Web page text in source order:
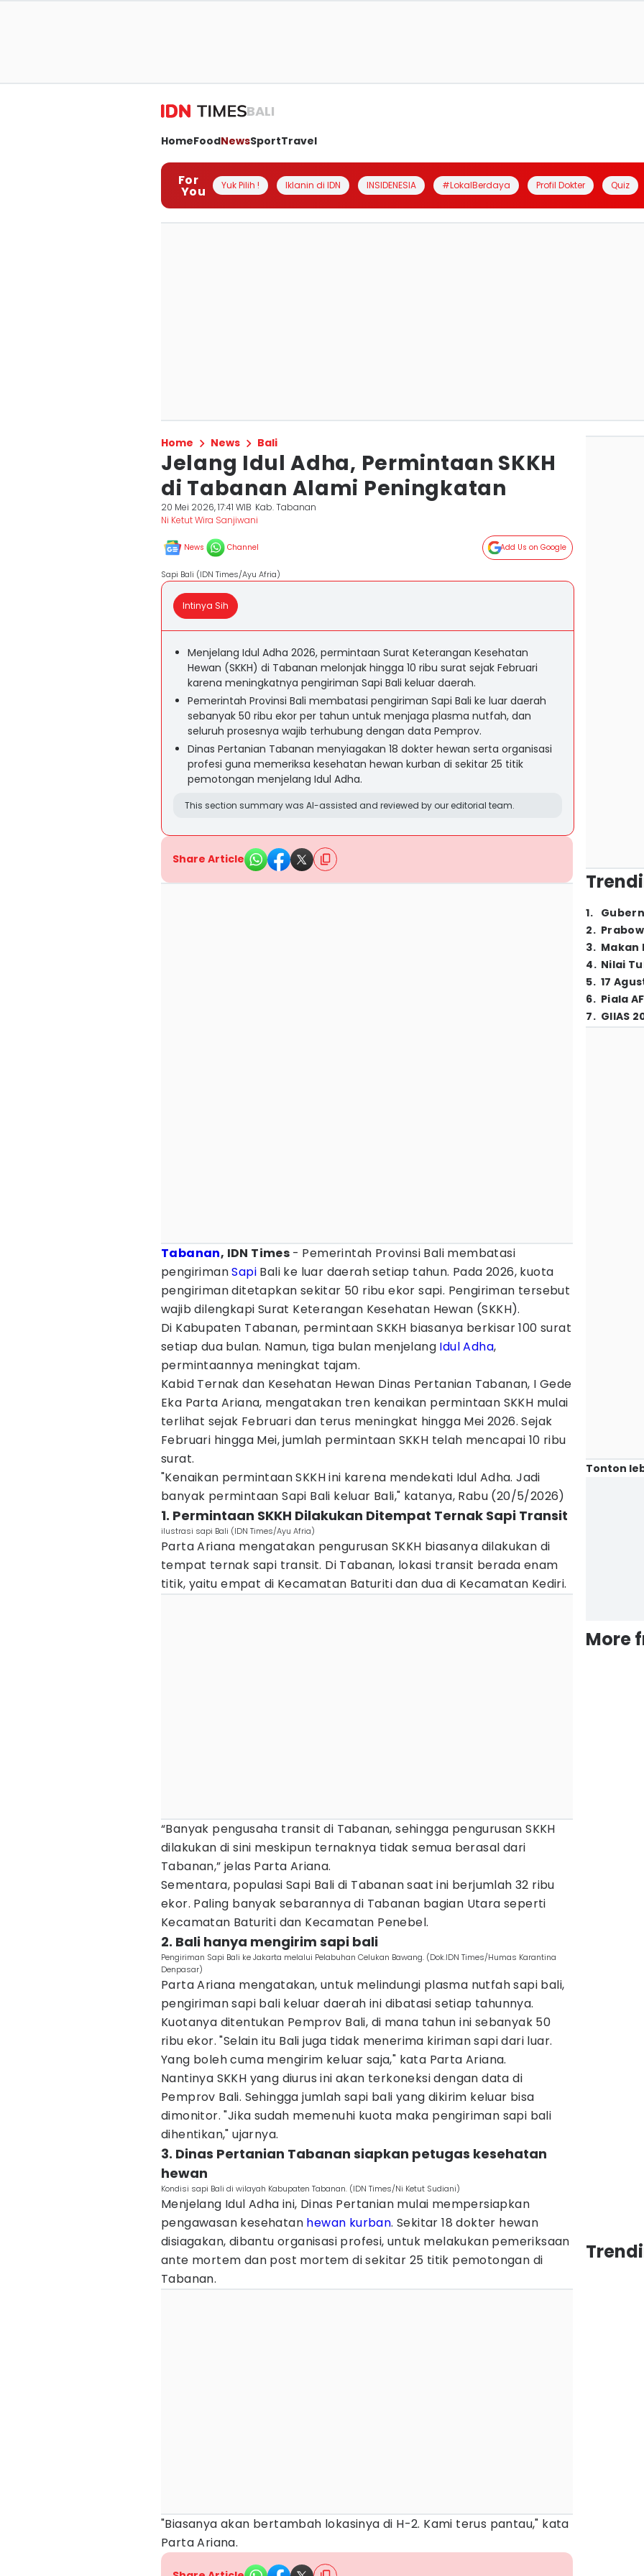
BALI
HomeFoodNewsSportTravel
For
You Yuk Pilih ! Iklanin di IDN INSIDENESIA #LokalBerdaya Profil Dokter Quiz
Home News Bali
Jelang Idul Adha, Permintaan SKKH
di Tabanan Alami Peningkatan
20 Mei 2026, 17:41 WIB Kab. Tabanan
Ni Ketut Wira Sanjiwani
News Channel Add Us on Google
Sapi Bali (IDN Times/Ayu Afria)
Intinya Sih
Menjelang Idul Adha 2026, permintaan Surat Keterangan Kesehatan
Hewan (SKKH) di Tabanan melonjak hingga 10 ribu surat sejak Februari
karena meningkatnya pengiriman Sapi Bali keluar daerah.
Pemerintah Provinsi Bali membatasi pengiriman Sapi Bali ke luar daerah
sebanyak 50 ribu ekor per tahun untuk menjaga plasma nutfah, dan
seluruh prosesnya wajib terhubung dengan data Pemprov.
Dinas Pertanian Tabanan menyiagakan 18 dokter hewan serta organisasi
profesi guna memeriksa kesehatan hewan kurban di sekitar 25 titik
pemotongan menjelang Idul Adha.
This section summary was AI-assisted and reviewed by our editorial team.
Share Article
Tabanan, IDN Times - Pemerintah Provinsi Bali membatasi
pengirimanSapi Bali ke luar daerah setiap tahun. Pada 2026, kuota
pengiriman ditetapkan sekitar 50 ribu ekor sapi. Pengiriman tersebut
wajib dilengkapi Surat Keterangan Kesehatan Hewan (SKKH).
Di Kabupaten Tabanan, permintaan SKKH biasanya berkisar 100 surat
setiap dua bulan. Namun, tiga bulan menjelang Idul Adha,
permintaannya meningkat tajam.
Kabid Ternak dan Kesehatan Hewan Dinas Pertanian Tabanan, I Gede
Eka Parta Ariana, mengatakan tren kenaikan permintaan SKKH mulai
terlihat sejak Februari dan terus meningkat hingga Mei 2026. Sejak
Februari hingga Mei, jumlah permintaan SKKH telah mencapai 10 ribu
surat.
"Kenaikan permintaan SKKH ini karena mendekati Idul Adha. Jadi
banyak permintaan Sapi Bali keluar Bali," katanya, Rabu (20/5/2026)
1. Permintaan SKKH Dilakukan Ditempat Ternak Sapi Transit
ilustrasi sapi Bali (IDN Times/Ayu Afria)
Parta Ariana mengatakan pengurusan SKKH biasanya dilakukan di
tempat ternak sapi transit. Di Tabanan, lokasi transit berada enam
titik, yaitu empat di Kecamatan Baturiti dan dua di Kecamatan Kediri.
“Banyak pengusaha transit di Tabanan, sehingga pengurusan SKKH
dilakukan di sini meskipun ternaknya tidak semua berasal dari
Tabanan,” jelas Parta Ariana.
Sementara, populasi Sapi Bali di Tabanan saat ini berjumlah 32 ribu
ekor. Paling banyak sebarannya di Tabanan bagian Utara seperti
Kecamatan Baturiti dan Kecamatan Penebel.
2. Bali hanya mengirim sapi bali
Pengiriman Sapi Bali ke Jakarta melalui Pelabuhan Celukan Bawang. (Dok.IDN Times/Humas Karantina
Denpasar)
Parta Ariana mengatakan, untuk melindungi plasma nutfah sapi bali,
pengiriman sapi bali keluar daerah ini dibatasi setiap tahunnya.
Kuotanya ditentukan Pemprov Bali, di mana tahun ini sebanyak 50
ribu ekor. "Selain itu Bali juga tidak menerima kiriman sapi dari luar.
Yang boleh cuma mengirim keluar saja," kata Parta Ariana.
Nantinya SKKH yang diurus ini akan terkoneksi dengan data di
Pemprov Bali. Sehingga jumlah sapi bali yang dikirim keluar bisa
dimonitor. "Jika sudah memenuhi kuota maka pengiriman sapi bali
dihentikan," ujarnya.
3. Dinas Pertanian Tabanan siapkan petugas kesehatan
hewan
Kondisi sapi Bali di wilayah Kabupaten Tabanan. (IDN Times/Ni Ketut Sudiani)
Menjelang Idul Adha ini, Dinas Pertanian mulai mempersiapkan
pengawasan kesehatan hewan kurban. Sekitar 18 dokter hewan
disiagakan, dibantu organisasi profesi, untuk melakukan pemeriksaan
ante mortem dan post mortem di sekitar 25 titik pemotongan di
Tabanan.
"Biasanya akan bertambah lokasinya di H-2. Kami terus pantau," kata
Parta Ariana.
1.
2.
3. Makan
4. Nilai
5. 17
6. Piala
7. GIIAS
Tonton
More